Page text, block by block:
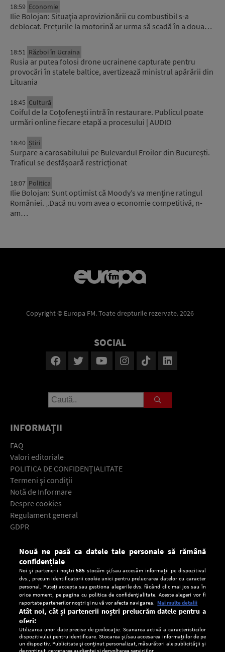
18:59 Economie
Ilie Bolojan: Situaţia aprovizionării cu combustibil s-a
deblocat. Prețurile la motorină ar urma să scadă în a doua…
18:51 Război în Ucraina
Rusia ar putea folosi drone ucrainene capturate pentru
provocări în statele baltice, avertizează ministrul apărării din
Lituania
18:45 Cultură
Coiful de la Coțofenești intră în restaurare. Publicul poate
urmări online fiecare etapă a procesului | AUDIO
18:40 Știri
Surpare a carosabilului pe Bulevardul Eroilor din București.
Traficul se desfășoară restricționat
18:07 Politica
Ilie Bolojan: Sunt optimist că Moody’s va menține ratingul
României. „Dacă nu vom avea o economie competitivă, n-
am…
Copyright © Europa FM. Toate drepturile rezervate. 2026
SOCIAL
INFORMAŢII
FAQ
Valori editoriale
POLITICA DE CONFIDENŢIALITATE
Termeni şi condiţii
Notă de Informare
Despre cookies
Regulament general
GDPR
Descarcă gratuit aplicaţia Europa FM pentru smartphone:
Nouă ne pasă ca datele tale personale să rămână
confidențiale
Noi și partenerii noștri585 stocăm și/sau accesăm informații pe dispozitivul
dvs., precum identificatorii cookie unici pentru prelucrarea datelor cu caracter
personal. Puteți accepta sau gestiona alegerile dvs. făcând clic mai jos sau în
orice moment, pe pagina cu politica de confidențialitate. Aceste alegeri vor fi
raportate partenerilor noștri și nu vă vor afecta navigarea. Mai multe detalii
Atât noi, cât și partenerii noștri prelucrăm datele pentru a
oferi:
Utilizarea unor date precise de geolocație. Scanarea activă a caracteristicilor
dispozitivului pentru identificare. Stocarea și/sau accesarea informațiilor de pe
un dispozitiv. Publicitate și conținut personalizat, măsurători ale publicității și
de conținut, cercetarea audienței și dezvoltarea serviciilor.